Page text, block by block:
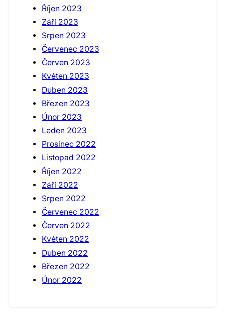
Říjen 2023
Září 2023
Srpen 2023
Červenec 2023
Červen 2023
Květen 2023
Duben 2023
Březen 2023
Únor 2023
Leden 2023
Prosinec 2022
Listopad 2022
Říjen 2022
Září 2022
Srpen 2022
Červenec 2022
Červen 2022
Květen 2022
Duben 2022
Březen 2022
Únor 2022